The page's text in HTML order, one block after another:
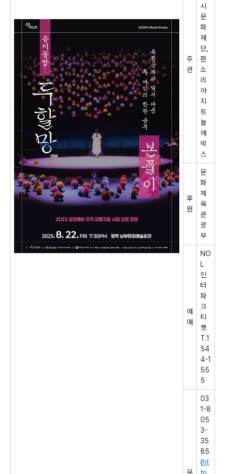
주
관
시
문
화
재
단
판
소
리
아
지
트
놀
애
박
스
후
원
문
화
체
육
관
광
부
예
매
NO
L
인
터
파
크
티
켓
T.1
54
4-1
55
5
03
1-8
05
3-
35
85
(ht